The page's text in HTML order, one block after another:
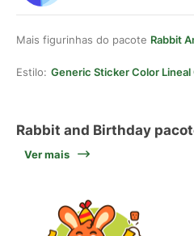
Mais figurinhas do pacote Rabbit
Estilo: Generic Sticker Color Lineal
Rabbit and Birthday
Ver mais